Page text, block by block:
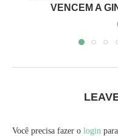
VENCEM A
Você precisa fazer o login